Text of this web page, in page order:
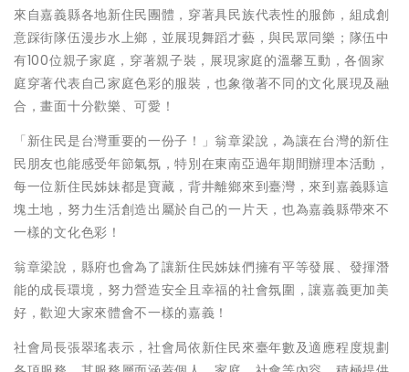
來自嘉義縣各地新住民團體，穿著具民族代表性的服飾，組成創
意踩街隊伍漫步水上鄉，並展現舞蹈才藝，與民眾同樂；隊伍中
有100位親子家庭，穿著親子裝，展現家庭的溫馨互動，各個家
庭穿著代表自己家庭色彩的服裝，也象徵著不同的文化展現及融
合，畫面十分歡樂、可愛！
「新住民是台灣重要的一份子！」翁章梁說，為讓在台灣的新住
民朋友也能感受年節氣氛，特別在東南亞過年期間辦理本活動，
每一位新住民姊妹都是寶藏，背井離鄉來到臺灣，來到嘉義縣這
塊土地，努力生活創造出屬於自己的一片天，也為嘉義縣帶來不
一樣的文化色彩！
翁章梁說，縣府也會為了讓新住民姊妹們擁有平等發展、發揮潛
能的成長環境，努力營造安全且幸福的社會氛圍，讓嘉義更加美
好，歡迎大家來體會不一樣的嘉義！
社會局長張翠瑤表示，社會局依新住民來臺年數及適應程度規劃